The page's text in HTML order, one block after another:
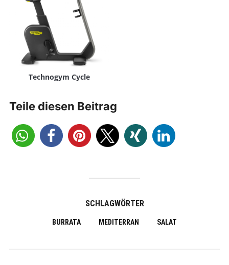
Technogym Cycle
Teile diesen Beitrag
SCHLAGWÖRTER
BURRATA MEDITERRAN SALAT